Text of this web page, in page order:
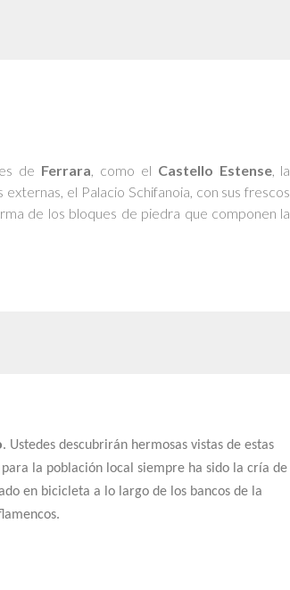
de Ferrara, como el Castello Estense, la
el Palacio Schifanoia, con sus frescos
de los bloques de piedra que componen la
. Ustedes descubrirán hermosas vistas de estas
la población local siempre ha sido la cría de
en bicicleta a lo largo de los bancos de la